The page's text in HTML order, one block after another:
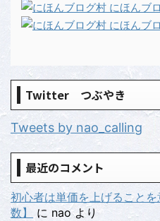
Twitter つぶやき
Tweets by nao_calling
最近のコメント
初心者は単価を上げること
数】
に naoより